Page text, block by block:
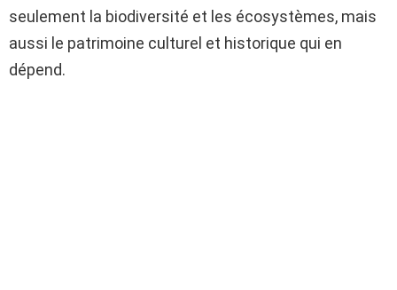
seulement la biodiversité et les écosystèmes, mais
aussi le patrimoine culturel et historique qui en
dépend.